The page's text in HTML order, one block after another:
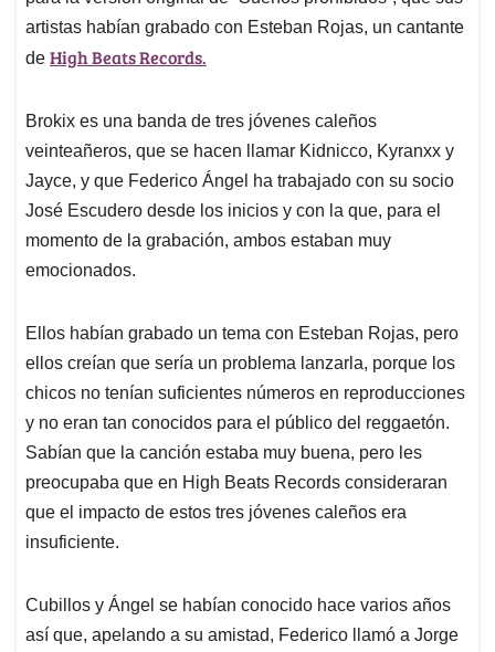
artistas habían grabado con Esteban Rojas, un cantante
de High Beats Records.
Brokix es una banda de tres jóvenes caleños
veinteañeros, que se hacen llamar Kidnicco, Kyranxx y
Jayce, y que Federico Ángel ha trabajado con su socio
José Escudero desde los inicios y con la que, para el
momento de la grabación, ambos estaban muy
emocionados.
Ellos habían grabado un tema con Esteban Rojas, pero
ellos creían que sería un problema lanzarla, porque los
chicos no tenían suficientes números en reproducciones
y no eran tan conocidos para el público del reggaetón.
Sabían que la canción estaba muy buena, pero les
preocupaba que en High Beats Records consideraran
que el impacto de estos tres jóvenes caleños era
insuficiente.
Cubillos y Ángel se habían conocido hace varios años
así que, apelando a su amistad, Federico llamó a Jorge